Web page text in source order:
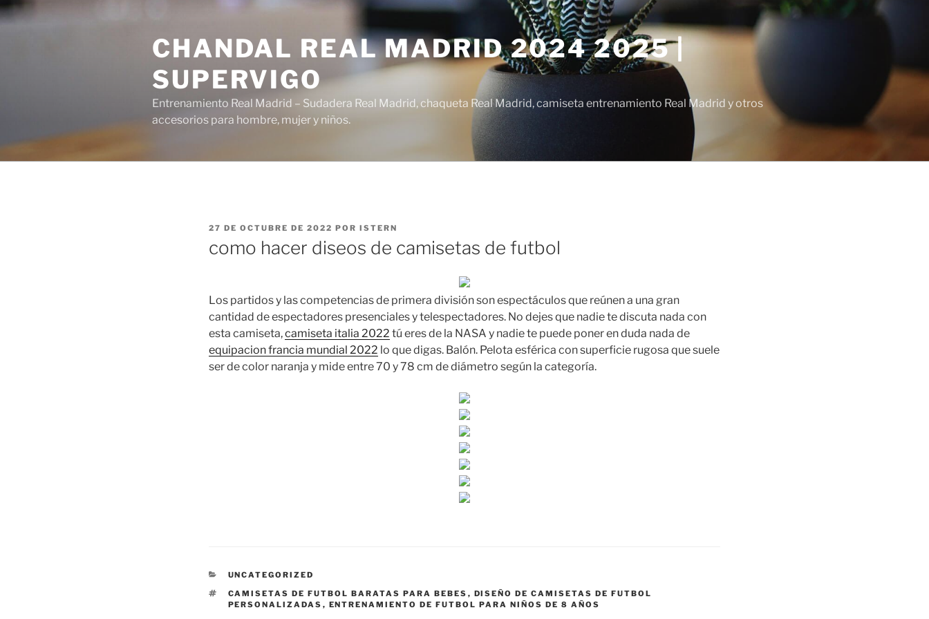
Saltar
al
CHANDAL REAL MADRID 2024 2025 |
SUPERVIGO
Entrenamiento Real Madrid – Sudadera Real Madrid, chaqueta Real Madrid, camiseta entrenamiento Real Madrid y otros
accesorios para hombre, mujer y niños.
PUBLICADO
27 DE OCTUBRE DE 2022 POR ISTERN
como hacer diseos de camisetas de futbol
Los partidos y las competencias de primera división son espectáculos que reúnen a una gran
cantidad de espectadores presenciales y telespectadores. No dejes que nadie te discuta nada con
esta camiseta,camiseta italia 2022 tú eres de la NASA y nadie te puede poner en duda nada de
equipacion francia mundial 2022 lo que digas. Balón. Pelota esférica con superficie rugosa que suele
ser de color naranja y mide entre 70 y 78 cm de diámetro según la categoría.
CATEGORÍAS
UNCATEGORIZED
ETIQUETAS
CAMISETAS DE FUTBOL BARATAS PARA BEBES , DISEÑO DE CAMISETAS DE FUTBOL
PERSONALIZADAS , ENTRENAMIENTO DE FUTBOL PARA NIÑOS DE 8 AÑOS